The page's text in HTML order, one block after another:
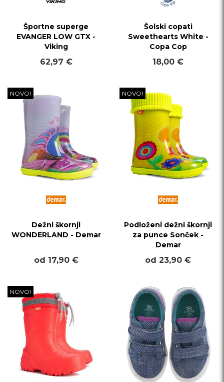
Športne superge
EVANGER LOW GTX -
Viking
62,97 €
Šolski copati
Sweethearts White -
Copa Cop
18,00 €
NOVO!
Dežni škornji
WONDERLAND - Demar
od 17,90 €
NOVO!
Podloženi dežni škornji
za punce Sonček -
Demar
od 23,90 €
NOVO!